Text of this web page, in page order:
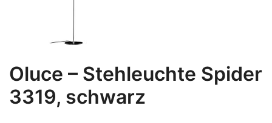
Oluce – Stehleuchte Spider
3319, schwarz